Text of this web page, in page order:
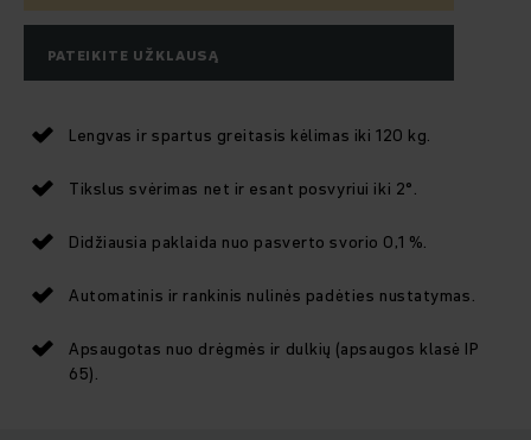
PATEIKITE UŽKLAUSĄ
Lengvas ir spartus greitasis kėlimas iki 120 kg.
Tikslus svėrimas net ir esant posvyriui iki 2°.
Didžiausia paklaida nuo pasverto svorio 0,1 %.
Automatinis ir rankinis nulinės padėties nustatymas.
Apsaugotas nuo drėgmės ir dulkių (apsaugos klasė IP
65).